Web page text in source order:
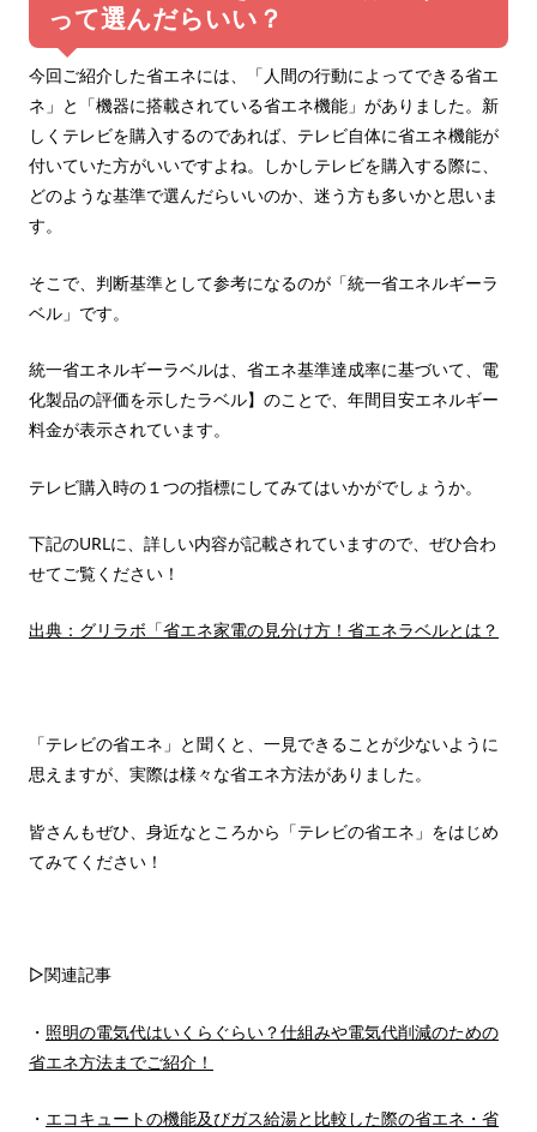
って選んだらいい？
今回ご紹介した省エネには、「人間の行動によってできる省エ
ネ」と「機器に搭載されている省エネ機能」がありました。新
しくテレビを購入するのであれば、テレビ自体に省エネ機能が
付いていた方がいいですよね。しかしテレビを購入する際に、
どのような基準で選んだらいいのか、迷う方も多いかと思いま
す。
そこで、判断基準として参考になるのが「統一省エネルギーラ
ベル」です。
統一省エネルギーラベルは、省エネ基準達成率に基づいて、電
化製品の評価を示したラベル】のことで、年間目安エネルギー
料金が表示されています。
テレビ購入時の１つの指標にしてみてはいかがでしょうか。
下記のURLに、詳しい内容が記載されていますので、ぜひ合わ
せてご覧ください！
出典：グリラボ「省エネ家電の見分け方！省エネラベルとは？
「テレビの省エネ」と聞くと、一見できることが少ないように
思えますが、実際は様々な省エネ方法がありました。
皆さんもぜひ、身近なところから「テレビの省エネ」をはじめ
てみてください！
▷関連記事
・ 照明の電気代はいくらぐらい？仕組みや電気代削減のための
省エネ方法までご紹介！
・ エコキュートの機能及びガス給湯と比較した際の省エネ・省